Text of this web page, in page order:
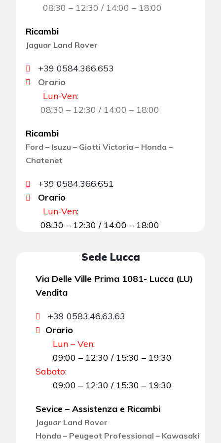
08:30 – 12:30 / 14:00 – 18:00
Ricambi
Jaguar Land Rover
+39 0584.366.653
Orario
Lun-Ven:
08:30 – 12:30 / 14:00 – 18:00
Ricambi
Ford – Isuzu – Giotti Victoria – Honda –
Chatenet
+39 0584.366.651
Orario
Lun-Ven:
08:30 – 12:30 / 14:00 – 18:00
Sede Lucca
Via Delle Ville Prima 1081- Lucca (LU)
Vendita
+39 0583.46.63.63
Orario
Lun – Ven:
09:00 – 12:30 / 15:30 – 19:30
Sabato:
09:00 – 12:30 / 15:30 – 19:30
Sevice – Assistenza e Ricambi
Jaguar Land Rover
Honda – Peugeot Professional – Kawasaki